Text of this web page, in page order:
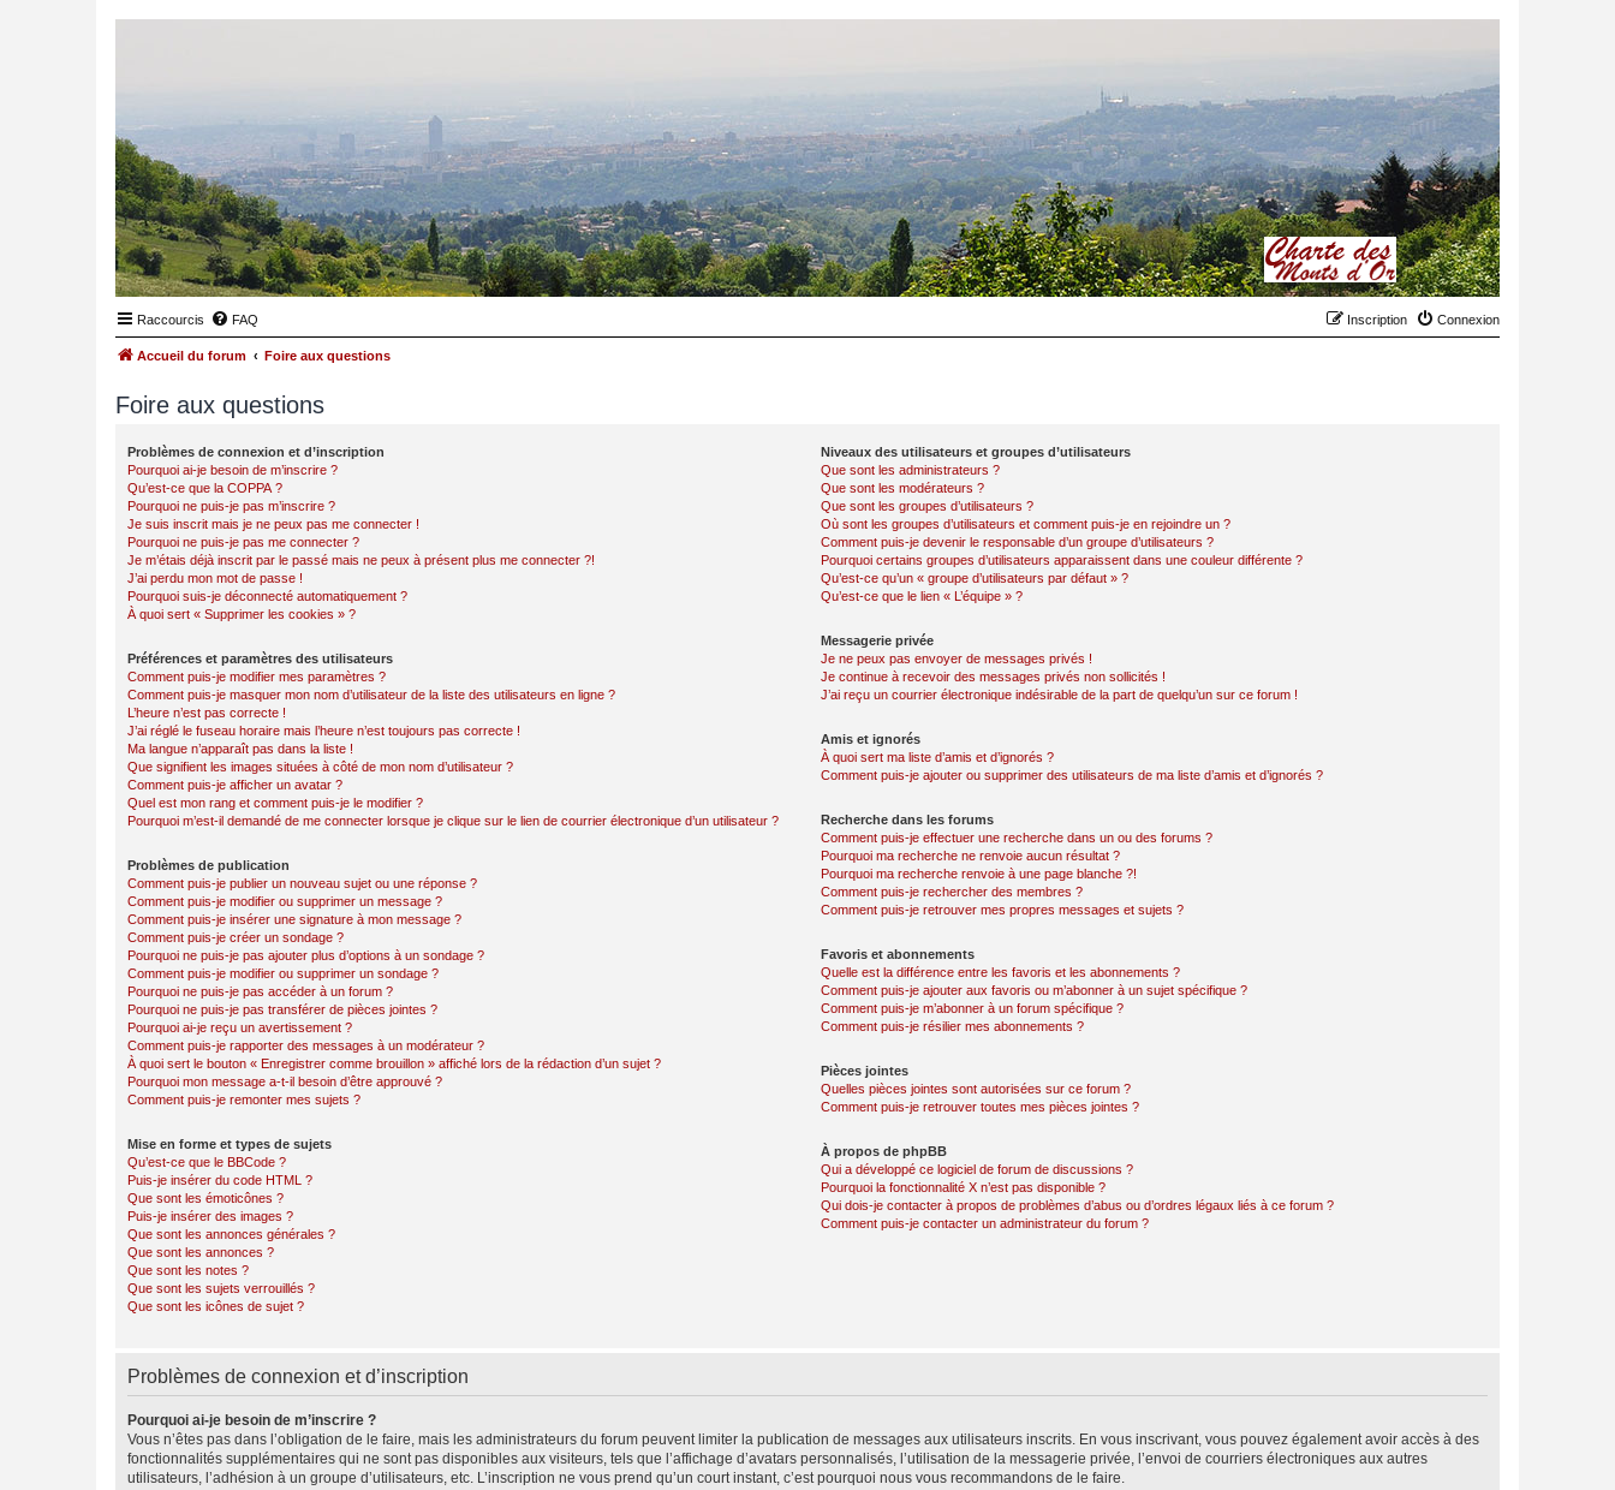
Raccourcis FAQ Connexion
Inscription
Accueil du forum Foire aux questions
Foire aux questions
Problèmes de connexion et d’inscription
Pourquoi ai-je besoin de m’inscrire ?
Qu’est-ce que la COPPA ?
Pourquoi ne puis-je pas m’inscrire ?
Je suis inscrit mais je ne peux pas me connecter !
Pourquoi ne puis-je pas me connecter ?
Je m’étais déjà inscrit par le passé mais ne peux à présent plus me connecter ?!
J’ai perdu mon mot de passe !
Pourquoi suis-je déconnecté automatiquement ?
À quoi sert « Supprimer les cookies » ?
Préférences et paramètres des utilisateurs
Comment puis-je modifier mes paramètres ?
Comment puis-je masquer mon nom d’utilisateur de la liste des utilisateurs en ligne ?
L’heure n’est pas correcte !
J’ai réglé le fuseau horaire mais l’heure n’est toujours pas correcte !
Ma langue n’apparaît pas dans la liste !
Que signifient les images situées à côté de mon nom d’utilisateur ?
Comment puis-je afficher un avatar ?
Quel est mon rang et comment puis-je le modifier ?
Pourquoi m’est-il demandé de me connecter lorsque je clique sur le lien de courrier électronique d’un utilisateur ?
Problèmes de publication
Comment puis-je publier un nouveau sujet ou une réponse ?
Comment puis-je modifier ou supprimer un message ?
Comment puis-je insérer une signature à mon message ?
Comment puis-je créer un sondage ?
Pourquoi ne puis-je pas ajouter plus d’options à un sondage ?
Comment puis-je modifier ou supprimer un sondage ?
Pourquoi ne puis-je pas accéder à un forum ?
Pourquoi ne puis-je pas transférer de pièces jointes ?
Pourquoi ai-je reçu un avertissement ?
Comment puis-je rapporter des messages à un modérateur ?
À quoi sert le bouton « Enregistrer comme brouillon » affiché lors de la rédaction d’un sujet ?
Pourquoi mon message a-t-il besoin d’être approuvé ?
Comment puis-je remonter mes sujets ?
Mise en forme et types de sujets
Qu’est-ce que le BBCode ?
Puis-je insérer du code HTML ?
Que sont les émoticônes ?
Puis-je insérer des images ?
Que sont les annonces générales ?
Que sont les annonces ?
Que sont les notes ?
Que sont les sujets verrouillés ?
Que sont les icônes de sujet ?
Niveaux des utilisateurs et groupes d’utilisateurs
Que sont les administrateurs ?
Que sont les modérateurs ?
Que sont les groupes d’utilisateurs ?
Où sont les groupes d’utilisateurs et comment puis-je en rejoindre un ?
Comment puis-je devenir le responsable d’un groupe d’utilisateurs ?
Pourquoi certains groupes d’utilisateurs apparaissent dans une couleur différente ?
Qu’est-ce qu’un « groupe d’utilisateurs par défaut » ?
Qu’est-ce que le lien « L’équipe » ?
Messagerie privée
Je ne peux pas envoyer de messages privés !
Je continue à recevoir des messages privés non sollicités !
J’ai reçu un courrier électronique indésirable de la part de quelqu’un sur ce forum !
Amis et ignorés
À quoi sert ma liste d’amis et d’ignorés ?
Comment puis-je ajouter ou supprimer des utilisateurs de ma liste d’amis et d’ignorés ?
Recherche dans les forums
Comment puis-je effectuer une recherche dans un ou des forums ?
Pourquoi ma recherche ne renvoie aucun résultat ?
Pourquoi ma recherche renvoie à une page blanche ?!
Comment puis-je rechercher des membres ?
Comment puis-je retrouver mes propres messages et sujets ?
Favoris et abonnements
Quelle est la différence entre les favoris et les abonnements ?
Comment puis-je ajouter aux favoris ou m’abonner à un sujet spécifique ?
Comment puis-je m’abonner à un forum spécifique ?
Comment puis-je résilier mes abonnements ?
Pièces jointes
Quelles pièces jointes sont autorisées sur ce forum ?
Comment puis-je retrouver toutes mes pièces jointes ?
À propos de phpBB
Qui a développé ce logiciel de forum de discussions ?
Pourquoi la fonctionnalité X n’est pas disponible ?
Qui dois-je contacter à propos de problèmes d’abus ou d’ordres légaux liés à ce forum ?
Comment puis-je contacter un administrateur du forum ?
Problèmes de connexion et d’inscription
Pourquoi ai-je besoin de m’inscrire ?
Vous n’êtes pas dans l’obligation de le faire, mais les administrateurs du forum peuvent limiter la publication de messages aux utilisateurs inscrits. En vous inscrivant, vous pouvez également avoir accès à des
fonctionnalités supplémentaires qui ne sont pas disponibles aux visiteurs, tels que l’affichage d’avatars personnalisés, l’utilisation de la messagerie privée, l’envoi de courriers électroniques aux autres
utilisateurs, l’adhésion à un groupe d’utilisateurs, etc. L’inscription ne vous prend qu’un court instant, c’est pourquoi nous vous recommandons de le faire.